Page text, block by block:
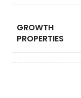
GROWTH
PROPERTIES